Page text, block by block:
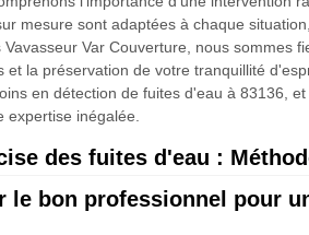
mesure sont adaptées à chaque
Var Couverture, nous sommes
et la préservation de votre tranquillité
en détection de fuites d'eau à 83136,
expertise inégalée.
des fuites d'eau :
nous comprenons combien il
des villes comme Neoules avec des
le bon professionnel pour